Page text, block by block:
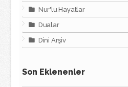
Nur'lu Hayatlar
Dualar
Dini Arşiv
Son Eklenenler